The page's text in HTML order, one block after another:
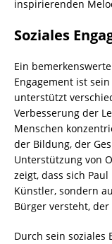
inspirierenden
Soziales
Ein
Engagement ist
unterstützt
Verbesserung der
Menschen
der Bildung, der
Unterstützung von
zeigt, dass sich
Künstler, sondern
Bürger versteht,
Durch sein soziales